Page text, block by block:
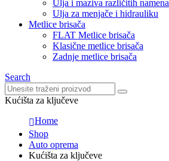
Ulja i maziva različitih namena
Ulja za menjače i hidrauliku
Metlice brisača
FLAT Metlice brisača
Klasične metlice brisača
Zadnje metlice brisača
Search
Kućišta za ključeve
Home
Shop
Auto oprema
Kućišta za ključeve